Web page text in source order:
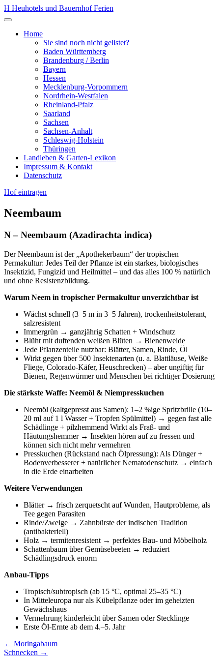
Zum
Inhalt
H Heuhotels und Bauernhof Ferien
Menü
öffnenHome
Sie sind noch nicht gelistet?
Baden Württemberg
Brandenburg / Berlin
Bayern
Hessen
Mecklenburg-Vorpommern
Nordrhein-Westfalen
Rheinland-Pfalz
Saarland
Sachsen
Sachsen-Anhalt
Schleswig-Holstein
Thüringen
Landleben & Garten-Lexikon
Impressum & Kontakt
Datenschutz
Hof eintragen
Neembaum
N – Neembaum (Azadirachta indica)
Der Neembaum ist der „Apothekerbaum“ der tropischen
Permakultur: Jedes Teil der Pflanze ist ein starkes, biologisches
Insektizid, Fungizid und Heilmittel – und das alles 100 % natürlich
und ohne Resistenzbildung.
Warum Neem in tropischer Permakultur unverzichtbar ist
Wächst schnell (3–5 m in 3–5 Jahren), trockenheitstolerant,
salzresistent
Immergrün → ganzjährig Schatten + Windschutz
Blüht mit duftenden weißen Blüten → Bienenweide
Jede Pflanzenteile nutzbar: Blätter, Samen, Rinde, Öl
Wirkt gegen über 500 Insektenarten (u. a. Blattläuse, Weiße
Fliege, Colorado-Käfer, Heuschrecken) – aber ungiftig für
Bienen, Regenwürmer und Menschen bei richtiger Dosierung
Die stärkste Waffe: Neemöl & Niempresskuchen
Neemöl (kaltgepresst aus Samen): 1–2 %ige Spritzbrille (10–
20 ml auf 1 l Wasser + Tropfen Spülmittel) → gegen fast alle
Schädlinge + pilzhemmend Wirkt als Fraß- und
Häutungshemmer → Insekten hören auf zu fressen und
können sich nicht mehr vermehren
Presskuchen (Rückstand nach Ölpressung): Als Dünger +
Bodenverbesserer + natürlicher Nematodenschutz → einfach
in die Erde einarbeiten
Weitere Verwendungen
Blätter → frisch zerquetscht auf Wunden, Hautprobleme, als
Tee gegen Parasiten
Rinde/Zweige → Zahnbürste der indischen Tradition
(antibakteriell)
Holz → termitenresistent → perfektes Bau- und Möbelholz
Schattenbaum über Gemüsebeeten → reduziert
Schädlingsdruck enorm
Anbau-Tipps
Tropisch/subtropisch (ab 15 °C, optimal 25–35 °C)
In Mitteleuropa nur als Kübelpflanze oder im geheizten
Gewächshaus
Vermehrung kinderleicht über Samen oder Stecklinge
Erste Öl-Ernte ab dem 4.–5. Jahr
Beitragsnavigation
← Moringabaum
Schnecken →